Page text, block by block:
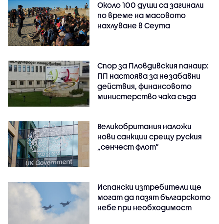
Около 100 души са загинали
по време на масовото
нахлуване в Сеута
Спор за Пловдивския панаир:
ПП настоява за незабавни
действия, финансовото
министерство чака съда
Великобритания наложи
нови санкции срещу руския
„сенчест флот“
Испански изтребители ще
могат да пазят българското
небе при необходимост